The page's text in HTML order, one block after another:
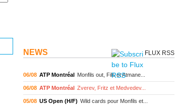
NEWS FLUX RSS
06/08 ATP Montréal Monfils out, Fils et Atmane...
06/08 ATP Montréal Zverev, Fritz et Medvedev...
05/08 US Open (H/F) Wild cards pour Monfils et...